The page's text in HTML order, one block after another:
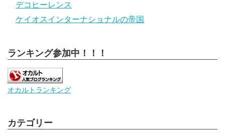
デコヒーレンス
ケイオスインターナショナルの帝国
ランキング参加中！！！
オカルトランキング
カテゴリー